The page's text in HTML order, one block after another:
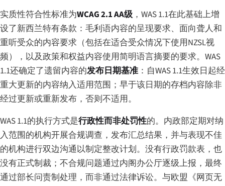
实质性符合性标准为WCAG 2.1 AA级，WAS 1.1在此基础上增
设了新西兰特有条款：毛利语内容的呈现要求、面向聋人和
重听受众的内容要求（包括在适合受众情况下使用NZSL视
频），以及政策和权益内容使用简明语言摘要的要求。WAS
1.1还确定了遗留内容的发布日期基准 ：自WAS 1.1生效日起经
重大更新的内容纳入适用范围；早于该日期的存档内容除非
经过更新或重新发布，否则不适用。
WAS 1.1的执行方式是行政性而非处罚性的。内政部定期对纳
入范围的机构开展合规调查，发布汇总结果，并与表现不佳
的机构进行双边沟通以制定整改计划。没有行政罚款表，也
没有正式制裁；不合规问题通过内阁办公厅逐级上报，最终
通过部长问责制处理，而非通过法律诉讼。与欧盟《网页无